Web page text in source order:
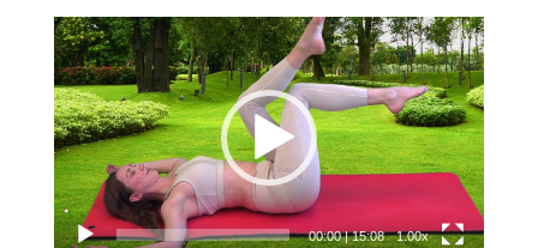
Video
přehrávač
00:00|15:08 1.00x